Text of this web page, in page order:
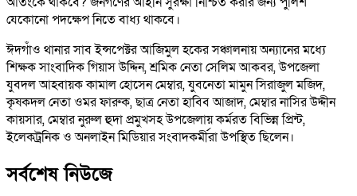
যেকোনো পদক্ষেপ নিতে বাধ্য থাকবে।
ঈদগাঁও থানার সাব ইন্সপেক্টর আজিমুল হকের সঞ্চালনায় অন্যানের মধ্যে
শিক্ষক সাংবাদিক গিয়াস উদ্দিন, শ্রমিক নেতা সেলিম আকবর, উপজেলা
যুবদল আহবায়ক কামাল হোসেন মেম্বার, যুবনেতা মামুন সিরাজুল মজিদ,
কৃষকদল নেতা ওমর ফারুক, ছাত্র নেতা হাবিব আজাদ, মেম্বার নাসির উদ্দীন
কায়সার, মেম্বার নুরুল হুদা প্রমুখসহ উপজেলায় কর্মরত বিভিন্ন প্রিন্ট,
ইলেকট্রনিক ও অনলাইন মিডিয়ার সংবাদকর্মীরা উপস্থিত ছিলেন।
সর্বশেষ নিউজে